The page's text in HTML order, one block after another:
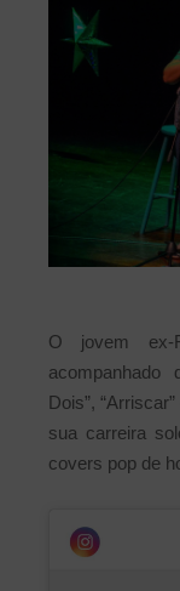
O jovem ex-
acompanhado
Dois”,
sua carreira
covers pop de